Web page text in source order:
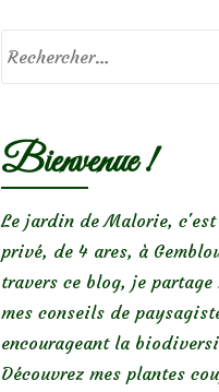
Bienvenue !
Le jardin de Malorie,
privé, de 4 ares, à
travers ce blog, je partage
mes conseils de
encourageant la
Découvrez mes plantes